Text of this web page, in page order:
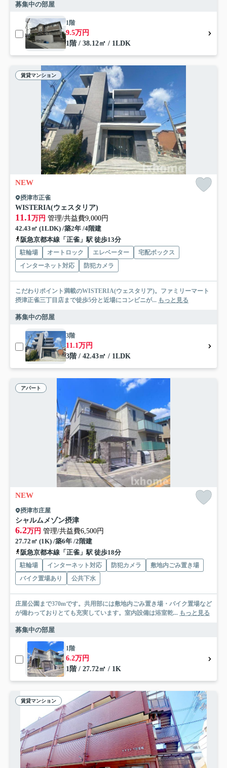
募集中の部屋
1階
9.5万円
1階 / 38.12㎡ / 1LDK
賃貸マンション
NEW
摂津市正雀
WISTERIA(ウェスタリア)
11.1万円 管理/共益費9,000円
42.43㎡ (1LDK) /築2年 /4階建
阪急京都本線「正雀」駅 徒歩13分
駐輪場 オートロック エレベーター
宅配ボックス
インターネット対応
防犯カメラ
こだわりポイント満載のWISTERIA(ウェスタリア)。ファミリーマート
摂津正雀三丁目店まで徒歩5分と近場にコンビニが... もっと見る
募集中の部屋
3階
11.1万円
3階 / 42.43㎡ / 1LDK
アパート
NEW
摂津市庄屋
シャルムメゾン摂津
6.2万円 管理/共益費6,500円
27.72㎡ (1K) /築6年 /2階建
阪急京都本線「正雀」駅 徒歩18分
駐輪場 インターネット対応 防犯カメラ
敷地内ごみ置き場
バイク置場あり
公共下水
庄屋公園まで370mです。共用部には敷地内ごみ置き場・バイク置場など
が備わっておりとても充実しています。室内設備は浴室乾... もっと見る
募集中の部屋
1階
6.2万円
1階 / 27.72㎡ / 1K
賃貸マンション